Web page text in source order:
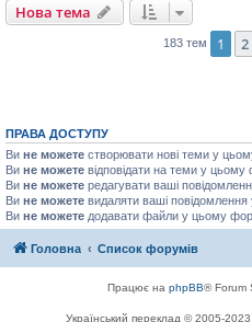
Нова тема
183 тем 1 2
ПРАВА ДОСТУПУ
Ви не можете створювати нові теми у
Ви не можете відповідати на теми у цьому
Ви не можете редагувати ваші
Ви не можете видаляти ваші
Ви не можете додавати файли у цьому
Головна Список форумів
Працює на phpBB® Forum
Український переклад © 2005-2023